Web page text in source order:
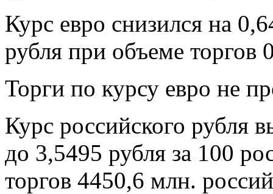
Курс евро снизился на
рубля при объеме торгов
Торги по курсу евро не
Курс российского рубля
до 3,5495 рубля за 100
торгов 4450,6 млн.